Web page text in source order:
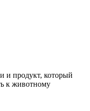
и продукт, который
к животному